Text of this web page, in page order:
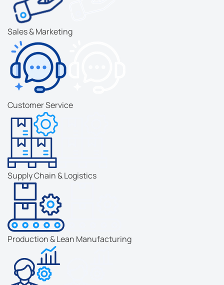
Sales & Marketing
Customer Service
Supply Chain & Logistics
Production & Lean Manufacturing